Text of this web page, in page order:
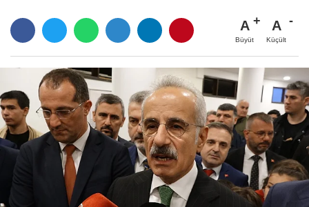
A
Büyüt
A
Küçült